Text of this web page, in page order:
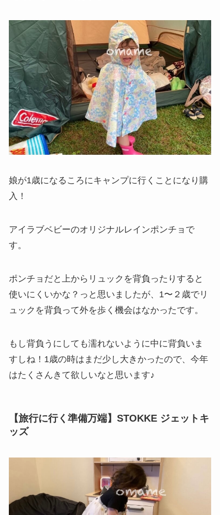
娘が1歳になるころにキャンプに行くことになり購
入！
アイラブベビーのオリジナルレインポンチョで
す。
ポンチョだと上からリュックを背負ったりすると
使いにくいかな？っと思いましたが、1〜２歳でリ
ュックを背負って外を歩く機会はなかったです。
もし背負うにしても濡れないように中に背負いま
すしね！1歳の時はまだ少し大きかったので、今年
はたくさんきて欲しいなと思います♪
【旅行に行く準備万端】STOKKE ジェットキ
ッズ